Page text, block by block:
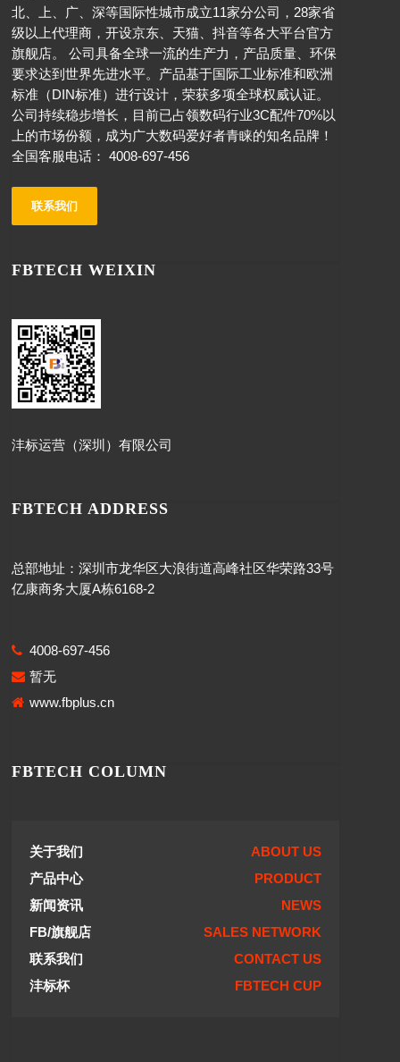
北、上、广、深等国际性城市成立11家分公司，28家省
级以上代理商，开设京东、天猫、抖音等各大平台官方
旗舰店。 公司具备全球一流的生产力，产品质量、环保
要求达到世界先进水平。产品基于国际工业标准和欧洲
标准（DIN标准）进行设计，荣获多项全球权威认证。
公司持续稳步增长，目前已占领数码行业3C配件70%以
上的市场份额，成为广大数码爱好者青睐的知名品牌！
全国客服电话： 4008-697-456
联系我们
FBTECH WEIXIN
沣标运营（深圳）有限公司
FBTECH ADDRESS
总部地址：深圳市龙华区大浪街道高峰社区华荣路33号
亿康商务大厦A栋6168-2
4008-697-456
暂无
www.fbplus.cn
FBTECH COLUMN
关于我们
ABOUT US
产品中心
PRODUCT
新闻资讯
NEWS
FB/旗舰店
SALES NETWORK
联系我们
CONTACT US
沣标杯
FBTECH CUP